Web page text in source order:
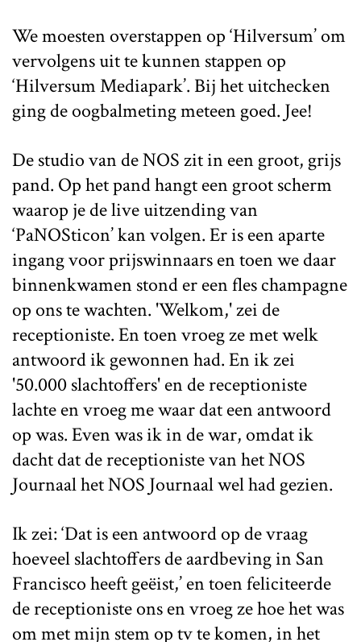
We moesten overstappen op ‘Hilversum’ om
vervolgens uit te kunnen stappen op
‘Hilversum Mediapark’. Bij het uitchecken
ging de oogbalmeting meteen goed. Jee!
De studio van de NOS zit in een groot, grijs
pand. Op het pand hangt een groot scherm
waarop je de live uitzending van
‘PaNOSticon’ kan volgen. Er is een aparte
ingang voor prijswinnaars en toen we daar
binnenkwamen stond er een fles champagne
op ons te wachten. 'Welkom,' zei de
receptioniste. En toen vroeg ze met welk
antwoord ik gewonnen had. En ik zei
'50.000 slachtoffers' en de receptioniste
lachte en vroeg me waar dat een antwoord
op was. Even was ik in de war, omdat ik
dacht dat de receptioniste van het NOS
Journaal het NOS Journaal wel had gezien.
Ik zei: ‘Dat is een antwoord op de vraag
hoeveel slachtoffers de aardbeving in San
Francisco heeft geëist,’ en toen feliciteerde
de receptioniste ons en vroeg ze hoe het was
om met mijn stem op tv te komen, in het